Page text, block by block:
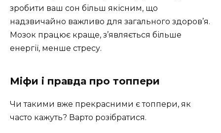
зробити ваш сон більш якісним, що
надзвичайно важливо для загального здоров’я.
Мозок працює краще, з’являється більше
енергії, менше стресу.
Міфи і правда про топпери
Чи такими вже прекрасними є топпери, як
часто кажуть? Варто розібратися.